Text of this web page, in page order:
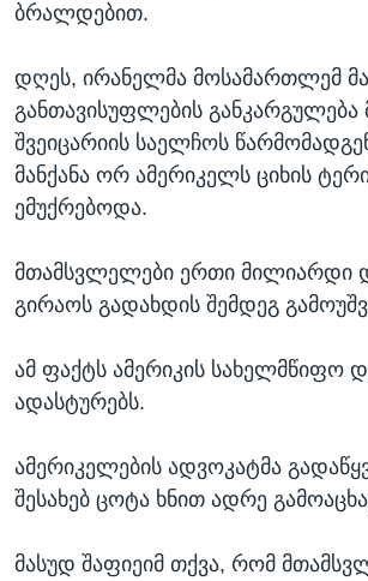
ᲓᲔᲖᲘᲜᲤᲝᲠᲛᲐᲪᲘᲐ
ბრალდებით.
დღეს, ირანელმა მოსამართლემ
განთავისუფლების განკარგულება
შვეიცარიის საელჩოს
მანქანა ორ ამერიკელს ციხის
ემუქრებოდა.
მთამსვლელები ერთი მილიარდი
გირაოს გადახდის შემდეგ
ამ ფაქტს ამერიკის სახელმწიფო
ადასტურებს.
ამერიკელების ადვოკატმა
შესახებ ცოტა ხნით ადრე
მასუდ შაფიეიმ თქვა, რომ